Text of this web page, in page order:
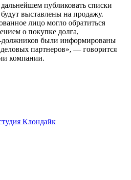
публиковать списки
выставлены на продажу.
лицо могло обратиться
о покупке долга,
были информированы
деловых партнеров», — говорится
компании.
Клондайк